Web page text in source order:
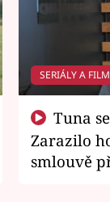
SERIÁLY A
Zarazilo
smlouvě